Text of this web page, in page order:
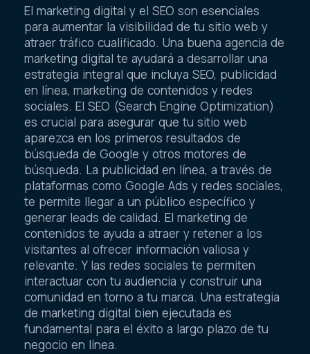
El marketing digital y el SEO son esenciales
para aumentar la visibilidad de tu sitio web y
atraer tráfico cualificado. Una buena agencia de
marketing digital te ayudará a desarrollar una
estrategia integral que incluya SEO, publicidad
en línea, marketing de contenidos y redes
sociales. El SEO (Search Engine Optimization)
es crucial para asegurar que tu sitio web
aparezca en los primeros resultados de
búsqueda de Google y otros motores de
búsqueda. La publicidad en línea, a través de
plataformas como Google Ads y redes sociales,
te permite llegar a un público específico y
generar leads de calidad. El marketing de
contenidos te ayuda a atraer y retener a los
visitantes al ofrecer información valiosa y
relevante. Y las redes sociales te permiten
interactuar con tu audiencia y construir una
comunidad en torno a tu marca. Una estrategia
de marketing digital bien ejecutada es
fundamental para el éxito a largo plazo de tu
negocio en línea.